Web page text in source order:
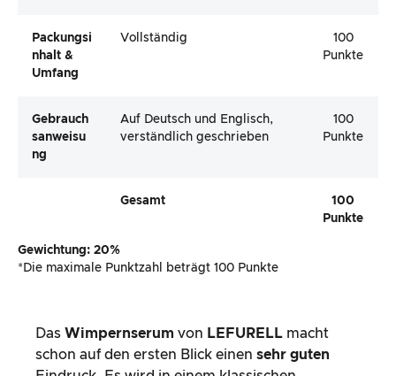
Packungsi
Nhalt &
Umfang
Vollständig
100
Punkte
Gebrauch
Sanweisu
Ng
Auf Deutsch und Englisch,
verständlich geschrieben
100
Punkte
Gesamt
100
Punkte
Gewichtung: 20%
*Die maximale Punktzahl beträgt 100 Punkte
Das Wimpernserum von LEFURELL macht
schon auf den ersten Blick einen sehr guten